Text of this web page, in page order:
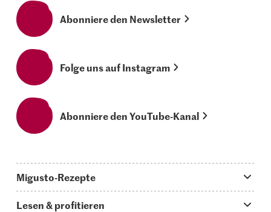
Abonniere den Newsletter
Folge uns auf Instagram
Abonniere den YouTube-Kanal
Migusto-Rezepte
Lesen & profitieren